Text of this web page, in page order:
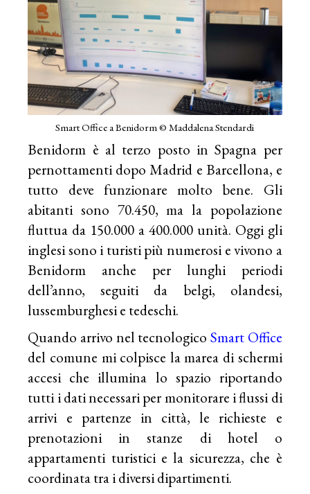
Smart Office a Benidorm © Maddalena Stendardi
Benidorm è al terzo posto in Spagna per
pernottamenti dopo Madrid e Barcellona, e
tutto deve funzionare molto bene. Gli
abitanti sono 70.450, ma la popolazione
fluttua da 150.000 a 400.000 unità. Oggi gli
inglesi sono i turisti più numerosi e vivono a
Benidorm anche per lunghi periodi
dell’anno, seguiti da belgi, olandesi,
lussemburghesi e tedeschi.
Quando arrivo nel tecnologico Smart Office
del comune mi colpisce la marea di schermi
accesi che illumina lo spazio riportando
tutti i dati necessari per monitorare i flussi di
arrivi e partenze in città, le richieste e
prenotazioni in stanze di hotel o
appartamenti turistici e la sicurezza, che è
coordinata tra i diversi dipartimenti.